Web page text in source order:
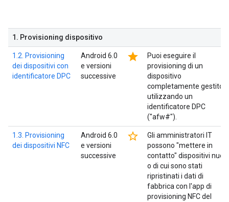
1 . Provisioning dispositivo
1.2. Provisioning
dei dispositivi con
identificatore DPC
Android 6.0
e versioni
successive
star
Puoi eseguire il
provisioning di un
dispositivo
completamente gestito
utilizzando un
identificatore DPC
("afw#").
1.3. Provisioning
dei dispositivi NFC
Android 6.0
e versioni
successive
star_border
Gli amministratori IT
possono "mettere in
contatto" dispositivi nuovi
o di cui sono stati
ripristinati i dati di
fabbrica con l'app di
provisioning NFC del